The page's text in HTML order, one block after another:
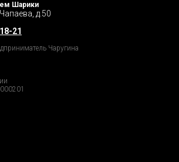
Шарики
д.50
21
Чаругина